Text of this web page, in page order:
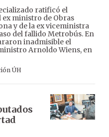
ratificó el
ministro de Obras
y de la ex viceministra
del fallido Metrobús. En
inadmisible el
Arnoldo Wiens, en
ÚH